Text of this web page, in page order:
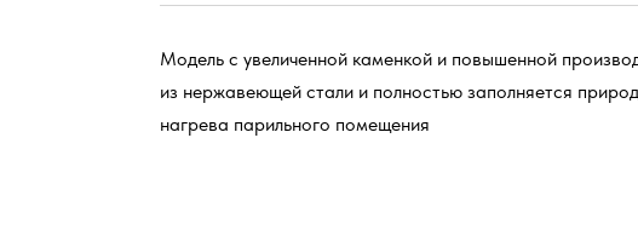
Модель с увеличенной каменкой и повышенной
из нержавеющей стали и полностью заполняется
нагрева парильного помещения